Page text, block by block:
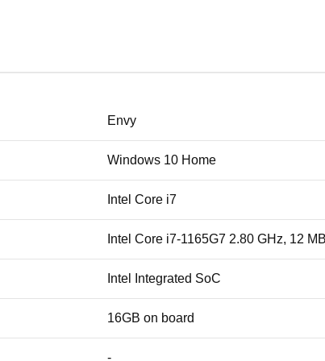
Envy
Windows 10 Home
Intel Core i7
Intel Core i7-1165G7 2.80 GHz, 12
Intel Integrated SoC
16GB on board
-